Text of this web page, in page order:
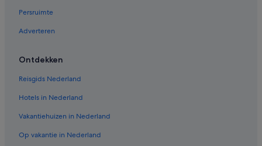
Persruimte
Adverteren
Ontdekken
Reisgids Nederland
Hotels in Nederland
Vakantiehuizen in Nederland
Op vakantie in Nederland